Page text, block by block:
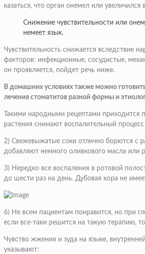
казаться, что орган онемел или
Снижение чувствительности или
немеет язык.
Чувствительность снижается вследствие
факторов: инфекционные, сосудистые,
он проявляется, пойдет речь ниже.
В домашних условиях также можно
лечения стоматитов разной формы и
Такими народными рецептами приходится
растения снимают воспалительный
2) Свежевыжатые соки отлично борются с
добавляют немного оливкового масла или
3) Нередко все воспаления в ротовой
до шести раз на день. Дубовая кора не
6) Не всем пациентам понравится, но при
если все-таки решится на такую терапию,
Чувство жжения и зуда на языке,
указывают: